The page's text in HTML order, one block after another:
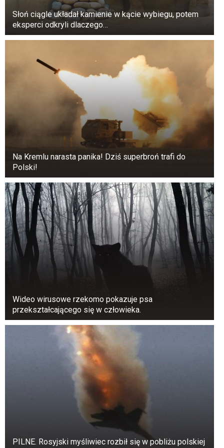
ekonomicznym mającym na celu ochronę siły
nabywczej świadczeń, a nie instrumentem
politycznym.
dodatkowy problem. Próg pełnej wypłaty
pozostaje na poziomie 2900 zł brutto i nie
będzie waloryzowany. W rezultacie niektórzy
emeryci, którzy przekroczyli ten limit po
podwyżce, stracą prawo do pełnego
Słoń ciągle układał kamienie w kącie wybiegu, potem
eksperci odkryli dlaczego…
Na Kremlu narasta panika! Dziś superbroń trafi do
Polski!
Wideo wirusowe rzekomo pokazuje psa
przekształcającego się w człowieka.
PILNE. Rosyjski myśliwiec rozbił się w pobliżu polskiej